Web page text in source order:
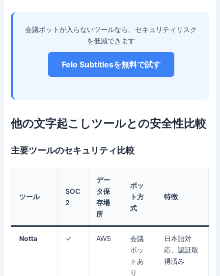
会議ボットが入らないツールなら、セキュリティリスク
を低減できます
Felo Subtitlesを無料で試す
他の文字起こしツールとの安全性比較
主要ツールのセキュリティ比較
ツール
SOC
2
デー
タ保
存場
所
ボッ
ト方
式
特徴
Notta ✓ AWS
会議
ボッ
トあ
り
日本語対
応、認証取
得済み